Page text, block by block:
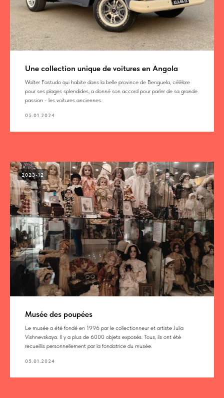
Une collection unique de voitures en Angola
Walter Fastudo qui habite dans la belle province de Benguela, célèbre
pour ses plages splendides, a donné son accord pour parler de sa grande
passion - les voitures anciennes.
05.01.2024
2023-12
Musée des poupées
Le musée a été fondé en 1996 par le collectionneur et artiste Julia
Vishnevskaya. Il y a plus de 6000 objets exposés. Tous, ils ont été
recueillis personnellement par la fondatrice du musée.
05.01.2024